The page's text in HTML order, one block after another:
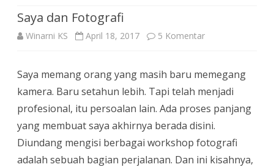
Saya dan Fotografi
Winarni KS April 18, 2017 5 Komentarpada
dan
Fotografi
Saya memang orang yang masih baru memegang
kamera. Baru setahun lebih. Tapi telah menjadi
profesional, itu persoalan lain. Ada proses panjang
yang membuat saya akhirnya berada disini.
Diundang mengisi berbagai workshop fotografi
adalah sebuah bagian perjalanan. Dan ini kisahnya,